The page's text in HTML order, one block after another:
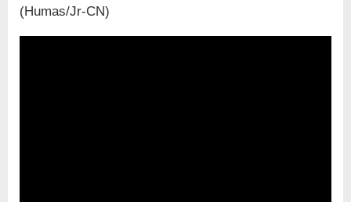
(Humas/Jr-CN)